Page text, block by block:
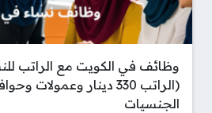
وظائف في الكويت مع الراتب
(الراتب 330 دينار
الجنسيات